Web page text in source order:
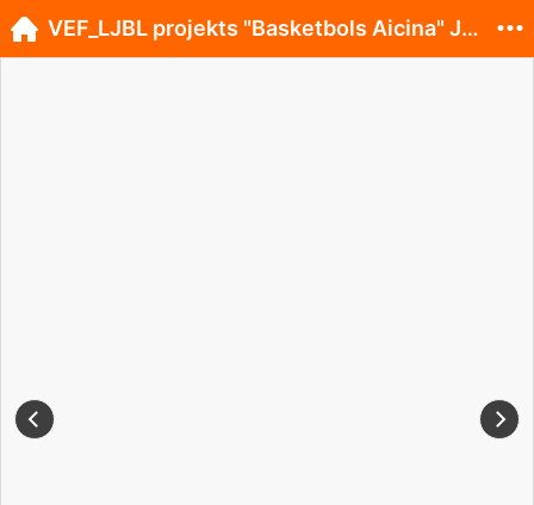
VEF_LJBL projekts "Basketbols Aicina" Jūrmalā